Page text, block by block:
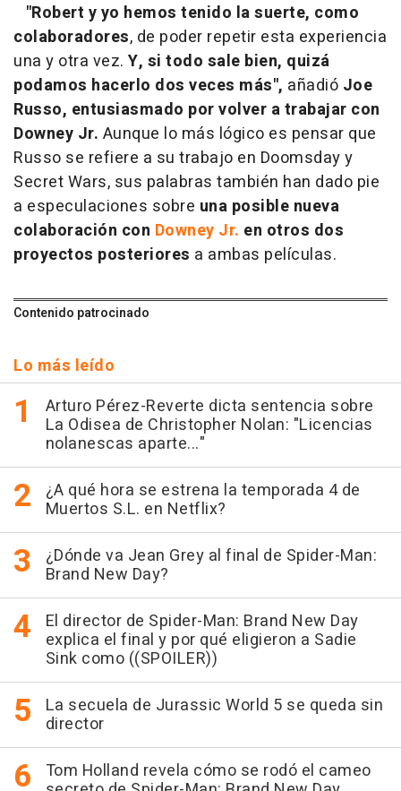
"Robert y yo hemos tenido la suerte, como
colaboradores, de poder repetir esta experiencia
una y otra vez. Y, si todo sale bien, quizá
podamos hacerlo dos veces más", añadió Joe
Russo, entusiasmado por volver a trabajar con
Downey Jr. Aunque lo más lógico es pensar que
Russo se refiere a su trabajo en Doomsday y
Secret Wars, sus palabras también han dado pie
a especulaciones sobre una posible nueva
colaboración con Downey Jr. en otros dos
proyectos posteriores a ambas películas.
Contenido patrocinado
Lo más leído
Arturo Pérez-Reverte dicta sentencia sobre
La Odisea de Christopher Nolan: "Licencias
nolanescas aparte..."
¿A qué hora se estrena la temporada 4 de
Muertos S.L. en Netflix?
¿Dónde va Jean Grey al final de Spider-Man:
Brand New Day?
El director de Spider-Man: Brand New Day
explica el final y por qué eligieron a Sadie
Sink como ((SPOILER))
La secuela de Jurassic World 5 se queda sin
director
Tom Holland revela cómo se rodó el cameo